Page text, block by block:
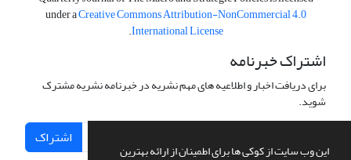
این وب سایت از کوکی ها برای اطمینان از ارائه بهترین
under aCreative Commons Attribution-NonCommercial 4.0
International License
.
اشتراک خبرنامه
برای دریافت اخبار و اطلاعیه های مهم نشریه در خبرنامه نشریه مشترک
شوید.
اشتراک